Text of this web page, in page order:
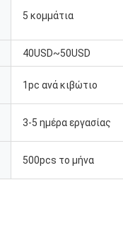
5 κομμάτια
40USD~50USD
1pc ανά κιβώτιο
3-5 ημέρα εργασίας
500pcs το μήνα